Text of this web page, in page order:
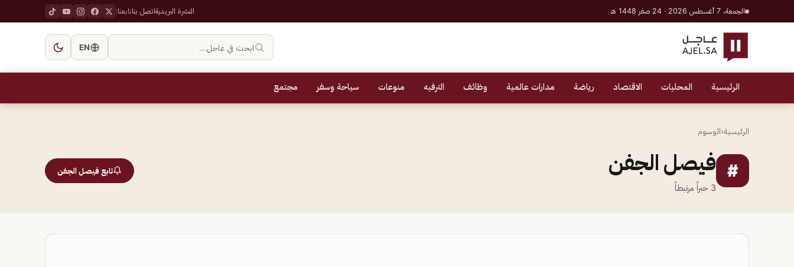
الجمعة، 7 أغسطس 2026 · 24 صفر 1448 هـ النشرة البريديةاتصل بناتابعنا:
ابحث في عاجل… EN
الرئيسية المحليات الاقتصاد رياضة مدارات عالمية وظائف الترفيه منوعات سياحة وسفر مجتمع
الرئيسية‹الوسوم
# فيصل الجفن
3 خبراً مرتبطاً
تابع فيصل الجفن